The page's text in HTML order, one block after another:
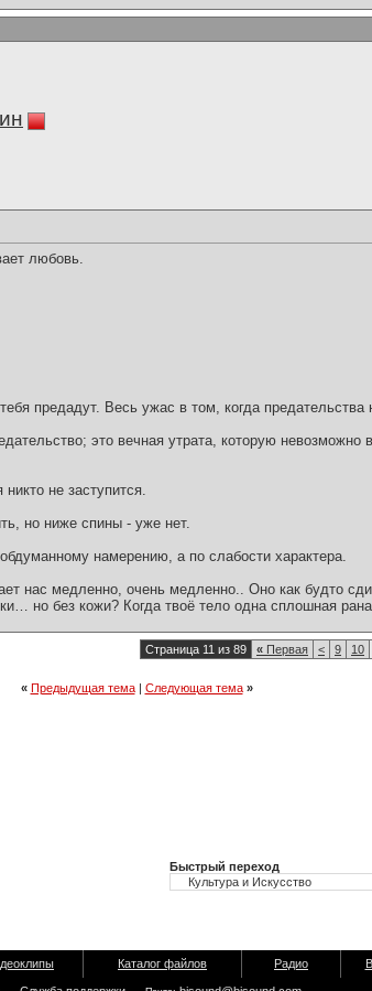
любовь.
предадут. Весь ужас в том, когда
это вечная утрата, которую невозможно
не заступится.
но ниже спины - уже нет.
намерению, а по слабости характера.
нас медленно, очень медленно.. Оно как будто
но без кожи? Когда твоё тело одна сплошная
Страница 11 из 89 « Первая < 9 10
« Предыдущая тема| Следующая тема »
Быстрый переход
Каталог файлов Радио